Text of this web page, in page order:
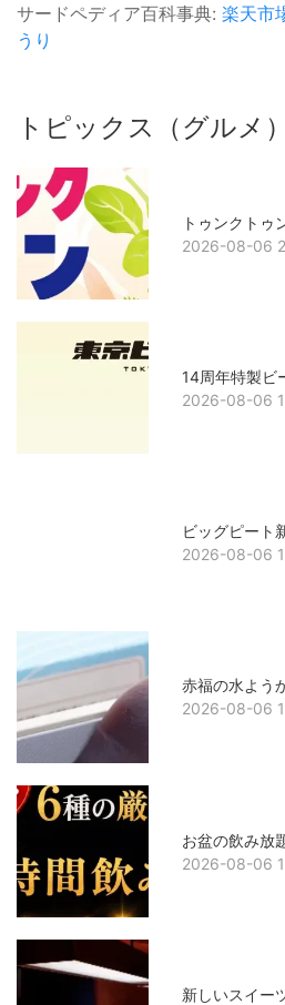
サードペディア百科事典: 楽天市
うり
トピックス（グルメ）
トゥンクトゥ
2026-08-06
14周年特製ビ
2026-08-06
ビッグピート
2026-08-06
赤福の水よう
2026-08-06
お盆の飲み放
2026-08-06
新しいスイー